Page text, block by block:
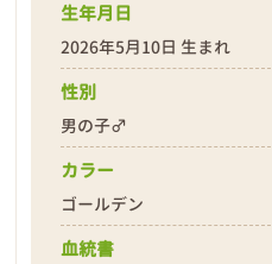
生年月日
2026年5月10日 生まれ
性別
男の子♂
カラー
ゴールデン
血統書